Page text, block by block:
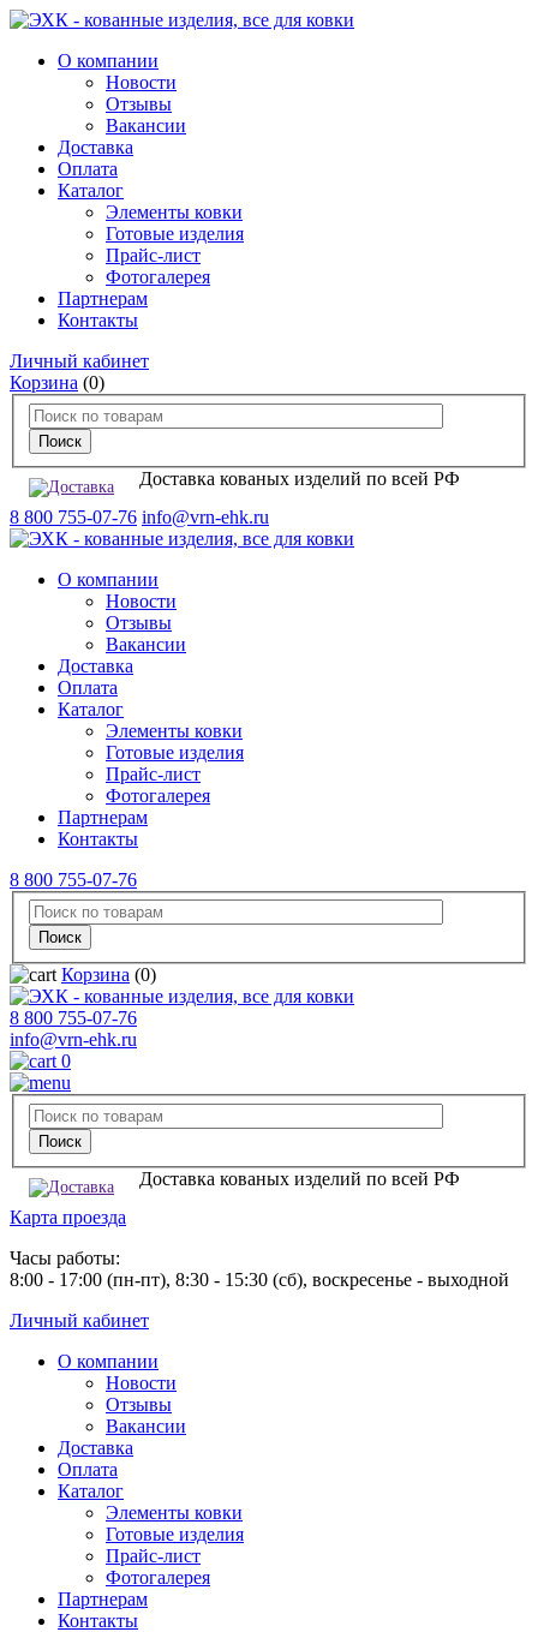
О компании
Новости
Отзывы
Вакансии
Доставка
Оплата
Каталог
Элементы ковки
Готовые изделия
Прайс-лист
Фотогалерея
Партнерам
Контакты
Личный кабинет
Корзина (0)
Доставка кованых изделий по всей РФ
8 800 755-07-76 info@vrn-ehk.ru
О компании
Новости
Отзывы
Вакансии
Доставка
Оплата
Каталог
Элементы ковки
Готовые изделия
Прайс-лист
Фотогалерея
Партнерам
Контакты
8 800 755-07-76
Корзина (0)
8 800 755-07-76
info@vrn-ehk.ru
0
Доставка кованых изделий по всей РФ
Карта проезда
Часы работы:
8:00 - 17:00 (пн-пт), 8:30 - 15:30 (сб), воскресенье - выходной
Личный кабинет
О компании
Новости
Отзывы
Вакансии
Доставка
Оплата
Каталог
Элементы ковки
Готовые изделия
Прайс-лист
Фотогалерея
Партнерам
Контакты